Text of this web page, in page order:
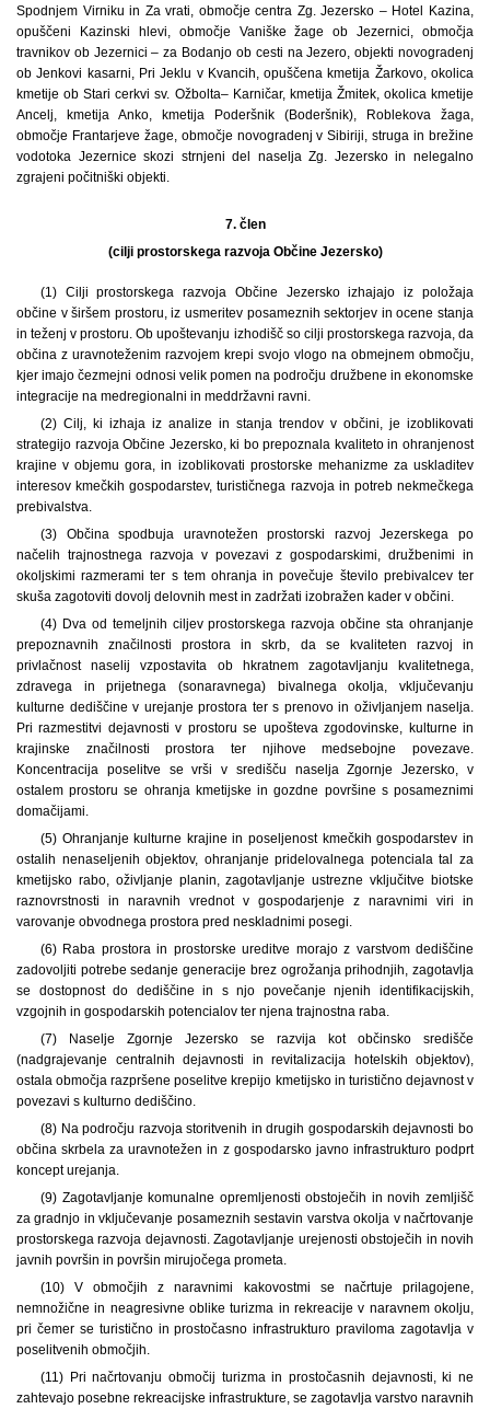
Spodnjem Virniku in Za vrati, območje centra Zg. Jezersko – Hotel Kazina,
opuščeni Kazinski hlevi, območje Vaniške žage ob Jezernici, območja
travnikov ob Jezernici – za Bodanjo ob cesti na Jezero, objekti novogradenj
ob Jenkovi kasarni, Pri Jeklu v Kvancih, opuščena kmetija Žarkovo, okolica
kmetije ob Stari cerkvi sv. Ožbolta– Karničar, kmetija Žmitek, okolica kmetije
Ancelj, kmetija Anko, kmetija Poderšnik (Boderšnik), Roblekova žaga,
območje Frantarjeve žage, območje novogradenj v Sibiriji, struga in brežine
vodotoka Jezernice skozi strnjeni del naselja Zg. Jezersko in nelegalno
zgrajeni počitniški objekti.
7. člen
(cilji prostorskega razvoja Občine Jezersko)
(1) Cilji prostorskega razvoja Občine Jezersko izhajajo iz položaja
občine v širšem prostoru, iz usmeritev posameznih sektorjev in ocene stanja
in teženj v prostoru. Ob upoštevanju izhodišč so cilji prostorskega razvoja, da
občina z uravnoteženim razvojem krepi svojo vlogo na obmejnem območju,
kjer imajo čezmejni odnosi velik pomen na področju družbene in ekonomske
integracije na medregionalni in meddržavni ravni.
(2) Cilj, ki izhaja iz analize in stanja trendov v občini, je izoblikovati
strategijo razvoja Občine Jezersko, ki bo prepoznala kvaliteto in ohranjenost
krajine v objemu gora, in izoblikovati prostorske mehanizme za uskladitev
interesov kmečkih gospodarstev, turističnega razvoja in potreb nekmečkega
prebivalstva.
(3) Občina spodbuja uravnotežen prostorski razvoj Jezerskega po
načelih trajnostnega razvoja v povezavi z gospodarskimi, družbenimi in
okoljskimi razmerami ter s tem ohranja in povečuje število prebivalcev ter
skuša zagotoviti dovolj delovnih mest in zadržati izobražen kader v občini.
(4) Dva od temeljnih ciljev prostorskega razvoja občine sta ohranjanje
prepoznavnih značilnosti prostora in skrb, da se kvaliteten razvoj in
privlačnost naselij vzpostavita ob hkratnem zagotavljanju kvalitetnega,
zdravega in prijetnega (sonaravnega) bivalnega okolja, vključevanju
kulturne dediščine v urejanje prostora ter s prenovo in oživljanjem naselja.
Pri razmestitvi dejavnosti v prostoru se upošteva zgodovinske, kulturne in
krajinske značilnosti prostora ter njihove medsebojne povezave.
Koncentracija poselitve se vrši v središču naselja Zgornje Jezersko, v
ostalem prostoru se ohranja kmetijske in gozdne površine s posameznimi
domačijami.
(5) Ohranjanje kulturne krajine in poseljenost kmečkih gospodarstev in
ostalih nenaseljenih objektov, ohranjanje pridelovalnega potenciala tal za
kmetijsko rabo, oživljanje planin, zagotavljanje ustrezne vključitve biotske
raznovrstnosti in naravnih vrednot v gospodarjenje z naravnimi viri in
varovanje obvodnega prostora pred neskladnimi posegi.
(6) Raba prostora in prostorske ureditve morajo z varstvom dediščine
zadovoljiti potrebe sedanje generacije brez ogrožanja prihodnjih, zagotavlja
se dostopnost do dediščine in s njo povečanje njenih identifikacijskih,
vzgojnih in gospodarskih potencialov ter njena trajnostna raba.
(7) Naselje Zgornje Jezersko se razvija kot občinsko središče
(nadgrajevanje centralnih dejavnosti in revitalizacija hotelskih objektov),
ostala območja razpršene poselitve krepijo kmetijsko in turistično dejavnost v
povezavi s kulturno dediščino.
(8) Na področju razvoja storitvenih in drugih gospodarskih dejavnosti bo
občina skrbela za uravnotežen in z gospodarsko javno infrastrukturo podprt
koncept urejanja.
(9) Zagotavljanje komunalne opremljenosti obstoječih in novih zemljišč
za gradnjo in vključevanje posameznih sestavin varstva okolja v načrtovanje
prostorskega razvoja dejavnosti. Zagotavljanje urejenosti obstoječih in novih
javnih površin in površin mirujočega prometa.
(10) V območjih z naravnimi kakovostmi se načrtuje prilagojene,
nemnožične in neagresivne oblike turizma in rekreacije v naravnem okolju,
pri čemer se turistično in prostočasno infrastrukturo praviloma zagotavlja v
poselitvenih območjih.
(11) Pri načrtovanju območij turizma in prostočasnih dejavnosti, ki ne
zahtevajo posebne rekreacijske infrastrukture, se zagotavlja varstvo naravnih